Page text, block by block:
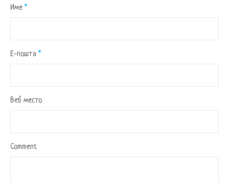
Име *
Е-пошта *
Веб место
Comment